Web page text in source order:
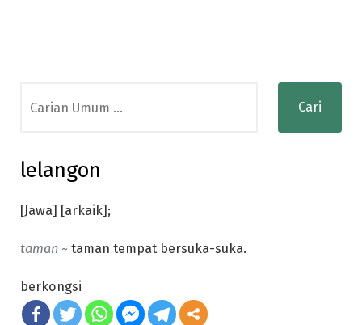
for:
lelangon
[Jawa] [arkaik];
taman ~ taman tempat bersuka-suka.
berkongsi